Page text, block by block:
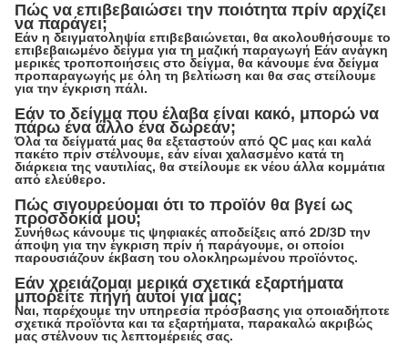
Πώς να επιβεβαιώσει την ποιότητα πρίν αρχίζει
να παράγει;
Εάν η δειγματοληψία επιβεβαιώνεται, θα ακολουθήσουμε το
επιβεβαιωμένο δείγμα για τη μαζική παραγωγή Εάν ανάγκη
μερικές τροποποιήσεις στο δείγμα, θα κάνουμε ένα δείγμα
προπαραγωγής με όλη τη βελτίωση και θα σας στείλουμε
για την έγκριση πάλι.
Εάν το δείγμα που έλαβα είναι κακό, μπορώ να
πάρω ένα άλλο ένα δωρεάν;
Όλα τα δείγματά μας θα εξεταστούν από QC μας και καλά
πακέτο πρίν στέλνουμε, εάν είναι χαλασμένο κατά τη
διάρκεια της ναυτιλίας, θα στείλουμε εκ νέου άλλα κομμάτια
από ελεύθερο.
Πώς σιγουρεύομαι ότι το προϊόν θα βγεί ως
προσδοκία μου;
Συνήθως κάνουμε τις ψηφιακές αποδείξεις από 2D/3D την
άποψη για την έγκριση πρίν ή παράγουμε, οι οποίοι
παρουσιάζουν έκβαση του ολοκληρωμένου προϊόντος.
Εάν χρειάζομαι μερικά σχετικά εξαρτήματα
μπορείτε πηγή αυτοί για μας;
Ναι, παρέχουμε την υπηρεσία πρόσβασης για οποιαδήποτε
σχετικά προϊόντα και τα εξαρτήματα, παρακαλώ ακριβώς
μας στέλνουν τις λεπτομέρειές σας.